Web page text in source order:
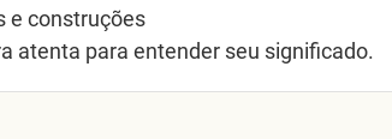
e construções
atenta para entender seu significado.